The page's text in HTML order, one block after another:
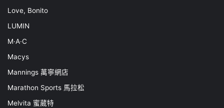
Love, Bonito
LUMIN
M·A·C
Macys
Mannings 萬寧網店
Marathon Sports 馬拉松
Melvita 蜜葳特